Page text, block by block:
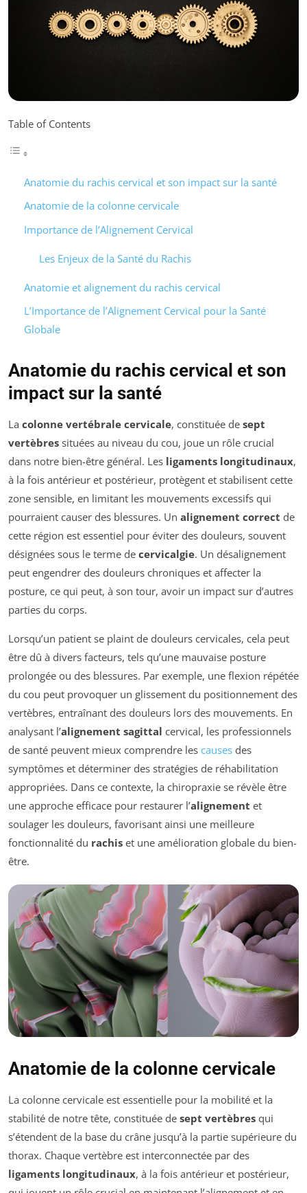
Table of Contents
Anatomie du rachis cervical et son impact sur la santé
Anatomie de la colonne cervicale
Importance de l’Alignement Cervical
Les Enjeux de la Santé du Rachis
Anatomie et alignement du rachis cervical
L’Importance de l’Alignement Cervical pour la Santé
Globale
Anatomie du rachis cervical et son
impact sur la santé
La colonne vertébrale cervicale, constituée de sept
vertèbres situées au niveau du cou, joue un rôle crucial
dans notre bien-être général. Les ligaments longitudinaux,
à la fois antérieur et postérieur, protègent et stabilisent cette
zone sensible, en limitant les mouvements excessifs qui
pourraient causer des blessures. Un alignement correct de
cette région est essentiel pour éviter des douleurs, souvent
désignées sous le terme de cervicalgie. Un désalignement
peut engendrer des douleurs chroniques et affecter la
posture, ce qui peut, à son tour, avoir un impact sur d’autres
parties du corps.
Lorsqu’un patient se plaint de douleurs cervicales, cela peut
être dû à divers facteurs, tels qu’une mauvaise posture
prolongée ou des blessures. Par exemple, une flexion répétée
du cou peut provoquer un glissement du positionnement des
vertèbres, entraînant des douleurs lors des mouvements. En
analysant l’alignement sagittal cervical, les professionnels
de santé peuvent mieux comprendre les causes des
symptômes et déterminer des stratégies de réhabilitation
appropriées. Dans ce contexte, la chiropraxie se révèle être
une approche efficace pour restaurer l’alignement et
soulager les douleurs, favorisant ainsi une meilleure
fonctionnalité du rachis et une amélioration globale du bien-
être.
Anatomie de la colonne cervicale
La colonne cervicale est essentielle pour la mobilité et la
stabilité de notre tête, constituée de sept vertèbres qui
s’étendent de la base du crâne jusqu’à la partie supérieure du
thorax. Chaque vertèbre est interconnectée par des
ligaments longitudinaux, à la fois antérieur et postérieur,